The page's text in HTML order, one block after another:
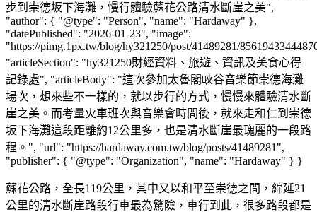
步到崇德坂下海灘，慢行體驗蘇花公路清水斷崖之美",
"author": { "@type": "Person", "name": "Hardaway" },
"datePublished": "2026-01-23", "image":
"https://pimg.1px.tw/blog/hy321250/post/41489281/
"articleSection": "hy321250財經資料、旅遊、資訊及美食心得
記錄處", "articleBody": "這次參加太魯閣峽谷音樂節崇德海灘
場次，想來些不一樣的，就以步行的方式，慢慢來體驗清水斷
崖之美。而考量火車班次與音樂會時間後，就來走和仁到崇德
坂下海灘這段距離約12公里多，也是清水斷崖最瑰麗的一段路
程。", "url": "https://hardaway.com.tw/blog/posts/41489281",
"publisher": { "@type": "Organization", "name": "Hardaway" } }
蘇花公路，全長119公里，其中又以和平至崇德之間，綿延21
公里的清水斷崖路段行車最為驚險，車行到此，很多路段都是